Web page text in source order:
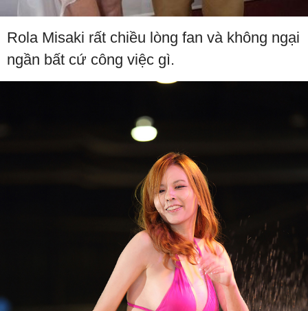
Rola Misaki rất chiều lòng fan và không ngại
ngần bất cứ công việc gì.